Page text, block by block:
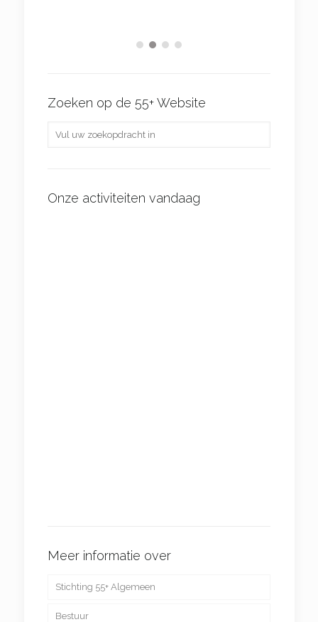
Zoeken op de 55+ Website
Onze activiteiten vandaag
Meer informatie over
Stichting 55+ Algemeen
Bestuur